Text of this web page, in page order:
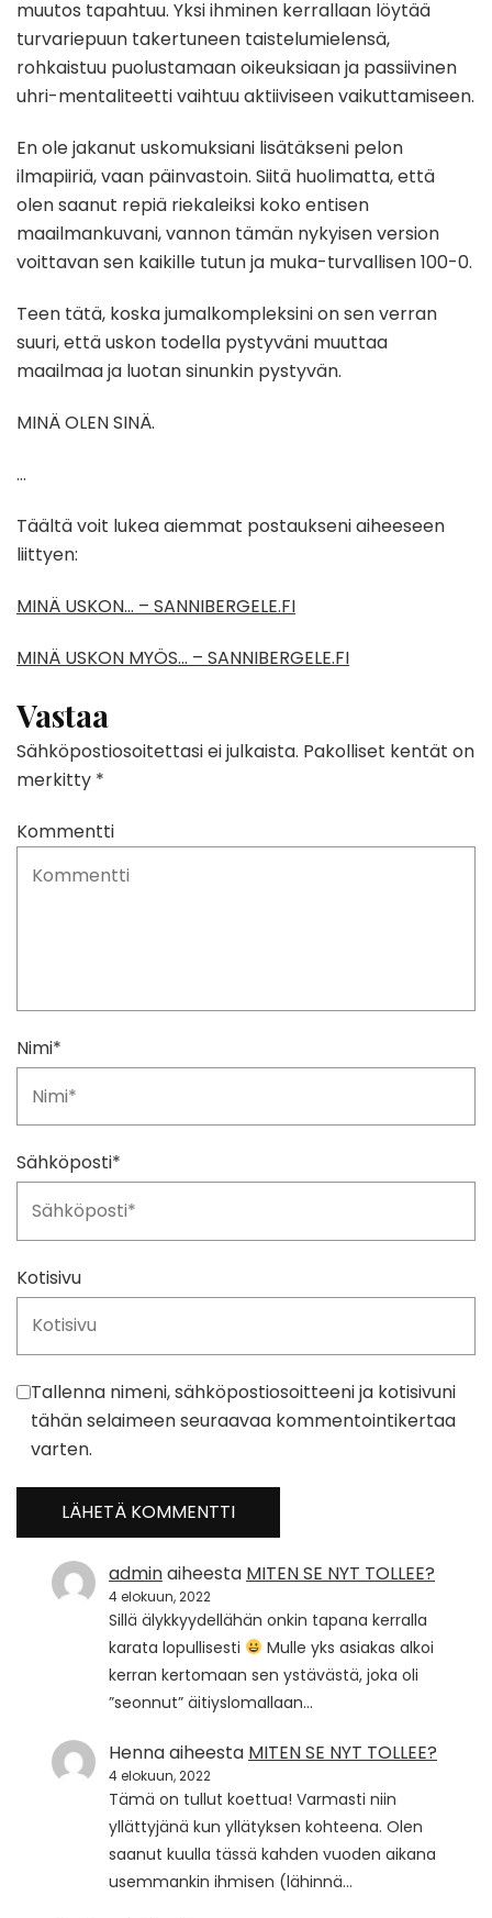
muutos tapahtuu. Yksi ihminen kerrallaan löytää
turvariepuun takertuneen taistelumielensä,
rohkaistuu puolustamaan oikeuksiaan ja passiivinen
uhri-mentaliteetti vaihtuu aktiiviseen vaikuttamiseen.
En ole jakanut uskomuksiani lisätäkseni pelon
ilmapiiriä, vaan päinvastoin. Siitä huolimatta, että
olen saanut repiä riekaleiksi koko entisen
maailmankuvani, vannon tämän nykyisen version
voittavan sen kaikille tutun ja muka-turvallisen 100-0.
Teen tätä, koska jumalkompleksini on sen verran
suuri, että uskon todella pystyväni muuttaa
maailmaa ja luotan sinunkin pystyvän.
MINÄ OLEN SINÄ.
…
Täältä voit lukea aiemmat postaukseni aiheeseen
liittyen:
MINÄ USKON… – SANNIBERGELE.FI
MINÄ USKON MYÖS… – SANNIBERGELE.FI
Vastaa
Sähköpostiosoitettasi ei julkaista. Pakolliset kentät on
merkitty *
Kommentti
Nimi*
Sähköposti*
Kotisivu
Tallenna nimeni, sähköpostiosoitteeni ja kotisivuni
tähän selaimeen seuraavaa kommentointikertaa
varten.
adminaiheesta MITEN SE NYT TOLLEE?
4 elokuun, 2022
Sillä älykkyydellähän onkin tapana kerralla
karata lopullisesti
Mulle yks asiakas alkoi
kerran kertomaan sen ystävästä, joka oli
”seonnut” äitiyslomallaan…
Hennaaiheesta MITEN SE NYT TOLLEE?
4 elokuun, 2022
Tämä on tullut koettua! Varmasti niin
yllättyjänä kun yllätyksen kohteena. Olen
saanut kuulla tässä kahden vuoden aikana
usemmankin ihmisen (lähinnä…